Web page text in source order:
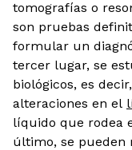
tomografías o
son pruebas
formular un
tercer lugar, se
biológicos, es
alteraciones en el
líquido que rodea
último, se pueden